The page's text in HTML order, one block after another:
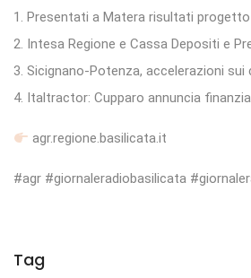
1. Presentati a Matera risultati progetto
2. Intesa Regione e Cassa Depositi e
3. Sicignano-Potenza, accelerazioni sui
4. Italtractor: Cupparo annuncia
agr.regione.basilicata.it
#agr #giornaleradiobasilicata
Tag